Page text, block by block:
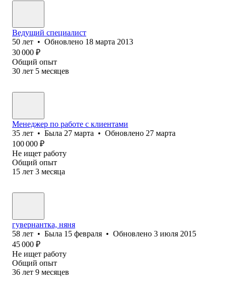
Ведущий специалист
50 лет • Обновлено 18 марта 2013
30 000 ₽
Общий опыт
30 лет 5 месяцев
Менеджер по работе с клиентами
35 лет • Была 27 марта • Обновлено 27 марта
100 000 ₽
Не ищет работу
Общий опыт
15 лет 3 месяца
гувернантка, няня
58 лет • Была 15 февраля • Обновлено 3 июля 2015
45 000 ₽
Не ищет работу
Общий опыт
36 лет 9 месяцев